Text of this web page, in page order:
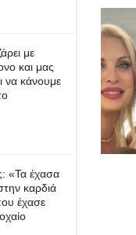
με
και μας
να κάνουμε
«Τα έχασα
καρδιά
έχασε